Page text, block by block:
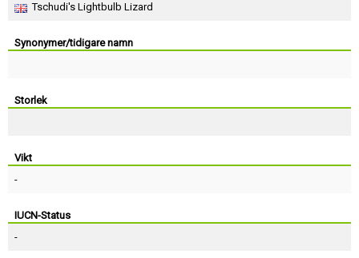
Tschudi's Lightbulb Lizard
Synonymer/tidigare namn
Storlek
Vikt
-
IUCN-Status
-